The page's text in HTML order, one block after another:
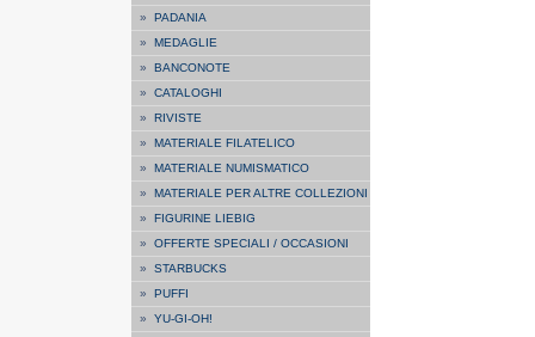
» PADANIA
» MEDAGLIE
» BANCONOTE
» CATALOGHI
» RIVISTE
» MATERIALE FILATELICO
» MATERIALE NUMISMATICO
» MATERIALE PER ALTRE COLLEZIONI
» FIGURINE LIEBIG
» OFFERTE SPECIALI / OCCASIONI
» STARBUCKS
» PUFFI
» YU-GI-OH!